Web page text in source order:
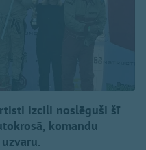
izcili noslēguši šī
komandu